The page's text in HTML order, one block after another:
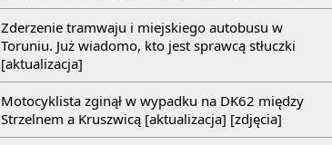
Zderzenie tramwaju i miejskiego autobusu w
Toruniu. Już wiadomo, kto jest sprawcą stłuczki
[aktualizacja]
Motocyklista zginął w wypadku na DK62 między
Strzelnem a Kruszwicą [aktualizacja] [zdjęcia]